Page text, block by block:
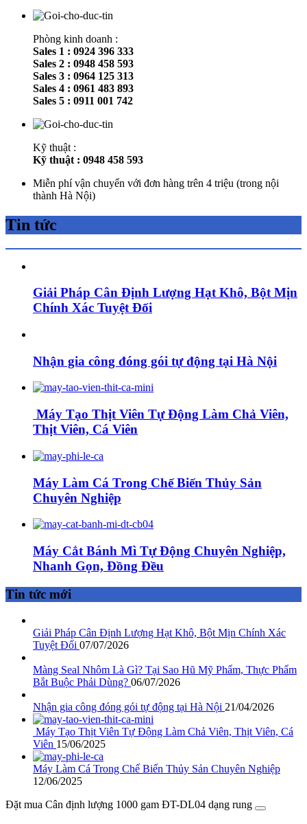
Phòng kinh doanh :
Sales 1 : 0924 396 333
Sales 2 : 0948 458 593
Sales 3 : 0964 125 313
Sales 4 : 0961 483 893
Sales 5 : 0911 001 742
Kỹ thuật :
Kỹ thuật : 0948 458 593
Miễn phí vận chuyển với đơn hàng trên 4 triệu (trong nội
thành Hà Nội)
Tin tức
Giải Pháp Cân Định Lượng Hạt Khô, Bột Mịn
Chính Xác Tuyệt Đối
Nhận gia công đóng gói tự động tại Hà Nội
Máy Tạo Thịt Viên Tự Động Làm Chả Viên,
Thịt Viên, Cá Viên
Máy Làm Cá Trong Chế Biến Thủy Sản
Chuyên Nghiệp
Máy Cắt Bánh Mì Tự Động Chuyên Nghiệp,
Nhanh Gọn, Đồng Đều
Tin tức mới
Giải Pháp Cân Định Lượng Hạt Khô, Bột Mịn Chính Xác
Tuyệt Đối 07/07/2026
Màng Seal Nhôm Là Gì? Tại Sao Hũ Mỹ Phẩm, Thực Phẩm
Bắt Buộc Phải Dùng? 06/07/2026
Nhận gia công đóng gói tự động tại Hà Nội 21/04/2026
Máy Tạo Thịt Viên Tự Động Làm Chả Viên, Thịt Viên, Cá
Viên 15/06/2025
Máy Làm Cá Trong Chế Biến Thủy Sản Chuyên Nghiệp
12/06/2025
Đặt mua Cân định lượng 1000 gam ĐT-DL04 dạng rung